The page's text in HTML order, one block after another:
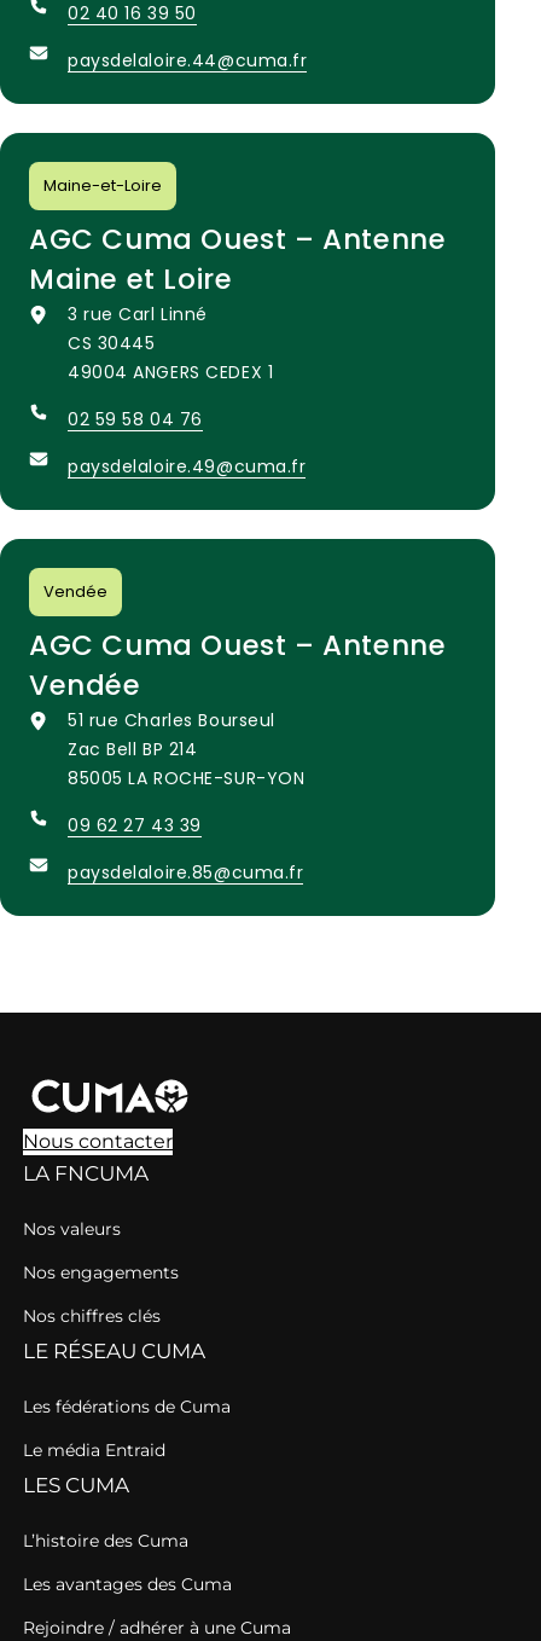
02 40 16 39 50
paysdelaloire.44@cuma.fr
Maine-et-Loire
AGC Cuma Ouest – Antenne
Maine et Loire
3 rue Carl Linné
CS 30445
49004 ANGERS CEDEX 1
02 59 58 04 76
paysdelaloire.49@cuma.fr
Vendée
AGC Cuma Ouest – Antenne
Vendée
51 rue Charles Bourseul
Zac Bell BP 214
85005 LA ROCHE-SUR-YON
09 62 27 43 39
paysdelaloire.85@cuma.fr
Nous contacter
LA FNCUMA
Nos valeurs
Nos engagements
Nos chiffres clés
LE RÉSEAU CUMA
Les fédérations de Cuma
Le média Entraid
LES CUMA
L’histoire des Cuma
Les avantages des Cuma
Rejoindre / adhérer à une Cuma